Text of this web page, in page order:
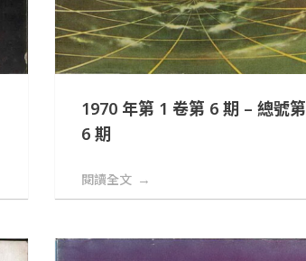
1970 年第 1 卷第 6 期 – 總號第
6 期
閱讀全文